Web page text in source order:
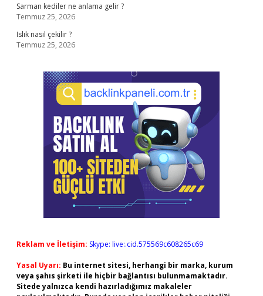
Sarman kediler ne anlama gelir ?
Temmuz 25, 2026
Islık nasıl çekilir ?
Temmuz 25, 2026
Reklam ve İletişim: Skype: live:.cid.575569c608265c69
Yasal Uyarı: Bu internet sitesi, herhangi bir marka, kurum
veya şahıs şirketi ile hiçbir bağlantısı bulunmamaktadır.
Sitede yalnızca kendi hazırladığımız makaleler